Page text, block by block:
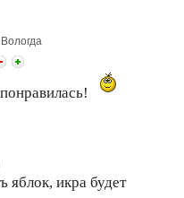
Вологда
яблок, икра будет